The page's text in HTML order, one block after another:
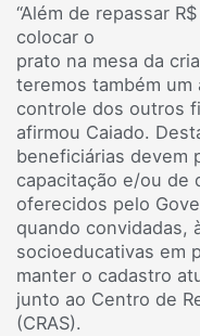
“Além de repassar
colocar o
prato na mesa da
teremos também um
controle dos outros
afirmou Caiado.
beneficiárias devem
capacitação e/ou de
oferecidos pelo
quando convidadas,
socioeducativas em
manter o cadastro
junto ao Centro de
(CRAS).